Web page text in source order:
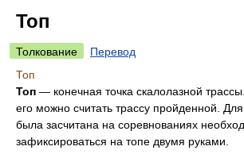
Топ
Толкование
Перевод
Топ
Топ — конечная точка скалолазной
его можно считать трассу пройденной.
была засчитана на соревнованиях
зафиксироваться на топе двумя руками.